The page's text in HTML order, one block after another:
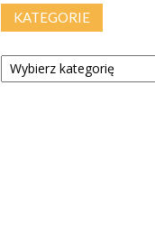
KATEGORIE
Kategorie